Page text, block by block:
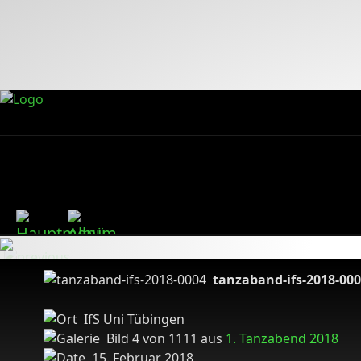
tanzaband-ifs-2018-
IfS Uni Tübingen
Bild 4 von 1111 aus 1. Tanzabend 2018